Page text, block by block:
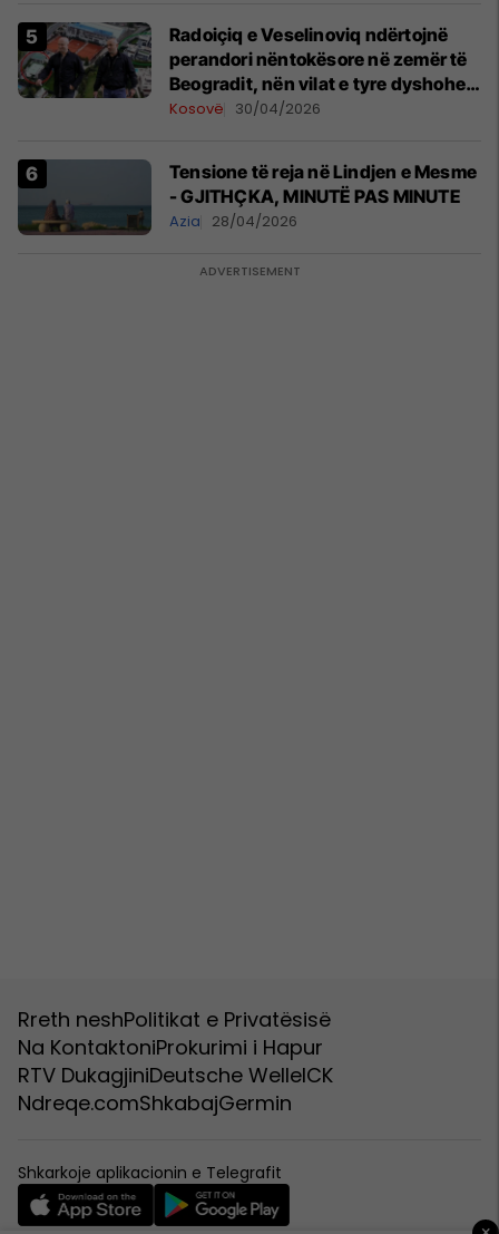
Radoiçiq e Veselinoviq ndërtojnë
perandori nëntokësore në zemër të
Beogradit, nën vilat e tyre dyshohet
se po bëjnë bunkerë
Kosovë 30/04/2026
Tensione të reja në Lindjen e Mesme
- GJITHÇKA, MINUTË PAS MINUTE
Azia 28/04/2026
Rreth neshPolitikat e Privatësisë
Na KontaktoniProkurimi i Hapur
RTV DukagjiniDeutsche WelleICK
Ndreqe.comShkabajGermin
Shkarkoje aplikacionin e Telegrafit